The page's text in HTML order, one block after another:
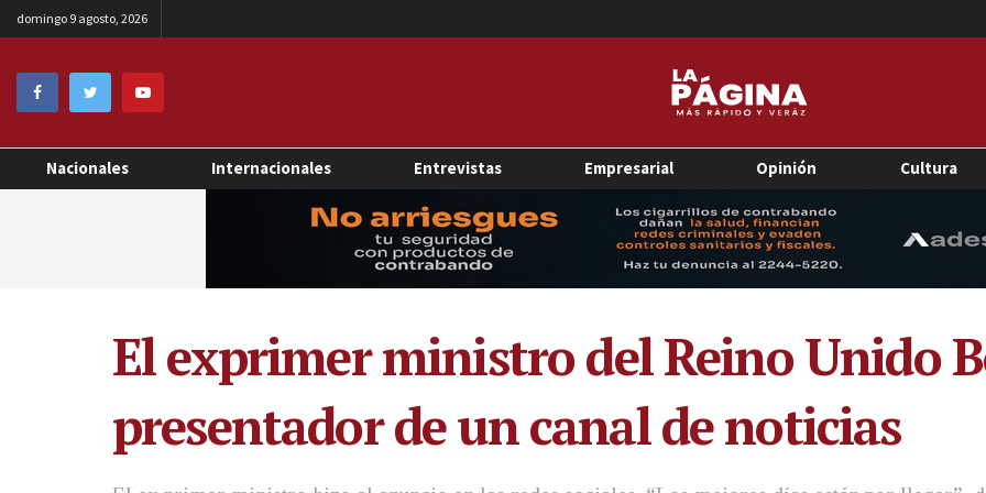
domingo 9 agosto, 2026
Nacionales Internacionales Entrevistas Empresarial Opinión Cultura
El exprimer ministro del Reino Unido
presentador de un canal de noticias